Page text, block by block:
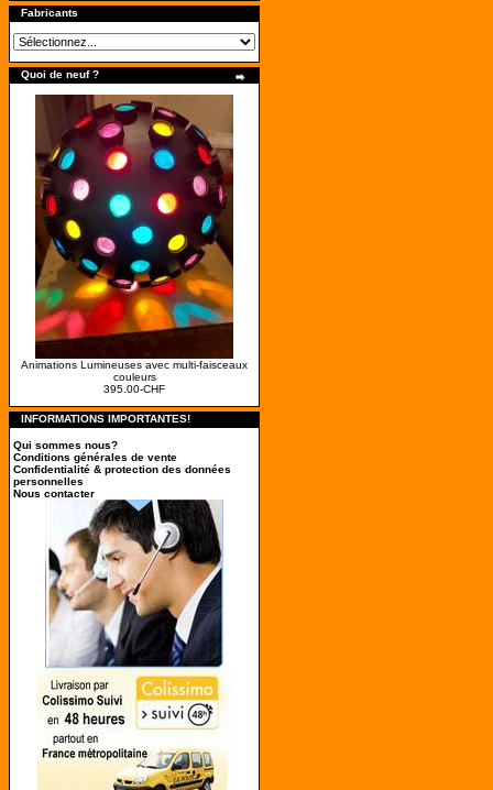
Fabricants
Quoi de neuf ?
Animations Lumineuses avec multi-faisceaux
couleurs
395.00-CHF
INFORMATIONS IMPORTANTES!
Qui sommes nous?
Conditions générales de vente
Confidentialité & protection des données
personnelles
Nous contacter